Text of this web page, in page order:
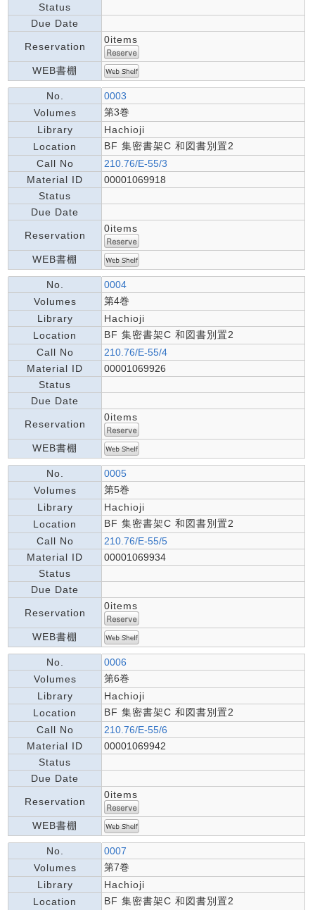
Status
Due Date
Reservation
0items
WEB書棚
No.
0003
Volumes
第3巻
Library
Hachioji
Location
BF 集密書架C 和図書別置2
Call No
210.76/E-55/3
Material ID
00001069918
Status
Due Date
Reservation
0items
WEB書棚
No.
0004
Volumes
第4巻
Library
Hachioji
Location
BF 集密書架C 和図書別置2
Call No
210.76/E-55/4
Material ID
00001069926
Status
Due Date
Reservation
0items
WEB書棚
No.
0005
Volumes
第5巻
Library
Hachioji
Location
BF 集密書架C 和図書別置2
Call No
210.76/E-55/5
Material ID
00001069934
Status
Due Date
Reservation
0items
WEB書棚
No.
0006
Volumes
第6巻
Library
Hachioji
Location
BF 集密書架C 和図書別置2
Call No
210.76/E-55/6
Material ID
00001069942
Status
Due Date
Reservation
0items
WEB書棚
No.
0007
Volumes
第7巻
Library
Hachioji
Location
BF 集密書架C 和図書別置2